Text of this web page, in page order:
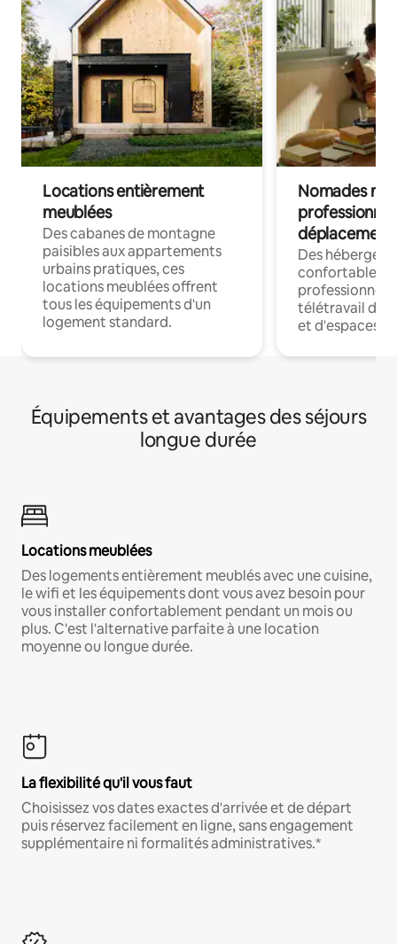
Locations entièrement
meublées
Des cabanes de montagne
paisibles aux appartements
urbains pratiques, ces
locations meublées offrent
tous les équipements d'un
logement standard.
Nomades
déplacement
Des
confortables
professionnels
télétravail
et d'espaces
Équipements et avantages des séjours
longue durée
Locations meublées
Des logements entièrement meublés avec une cuisine,
le wifi et les équipements dont vous avez besoin pour
vous installer confortablement pendant un mois ou
plus. C'est l'alternative parfaite à une location
moyenne ou longue durée.
La flexibilité qu'il vous faut
Choisissez vos dates exactes d'arrivée et de départ
puis réservez facilement en ligne, sans engagement
supplémentaire ni formalités administratives.*